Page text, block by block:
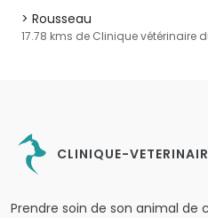
Rousseau
17.78 kms de Clinique vétérinaire
CLINIQUE-
Prendre soin de son animal de